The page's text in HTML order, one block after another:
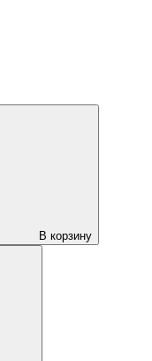
В корзину